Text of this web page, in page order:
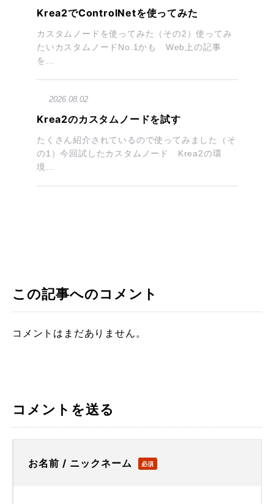
Krea2でControlNetを使ってみた
カスタムノードを使ってみた（その2）使ってみ
たいカスタムノードNo.1かも Web上の記事
を...
2026.08.02
Krea2のカスタムノードを試す
たくさん紹介されているので使ってみました（そ
の1）今回試したカスタムノード Krea2の環
境...
この記事へのコメント
コメントはまだありません。
コメントを送る
お名前 / ニックネーム 必須